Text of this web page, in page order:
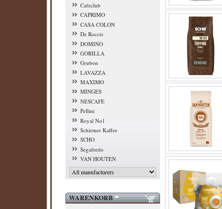
Cafeclub
CAPRIMO
CASA COLON
De Roccis
DOMINO
GORILLA
Grubon
LAVAZZA
MAXIMO
MINGES
NESCAFE
Pellini
Royal No1
Schirmer Kaffee
SCHO
Segafredo
VAN HOUTEN
WARENKORB